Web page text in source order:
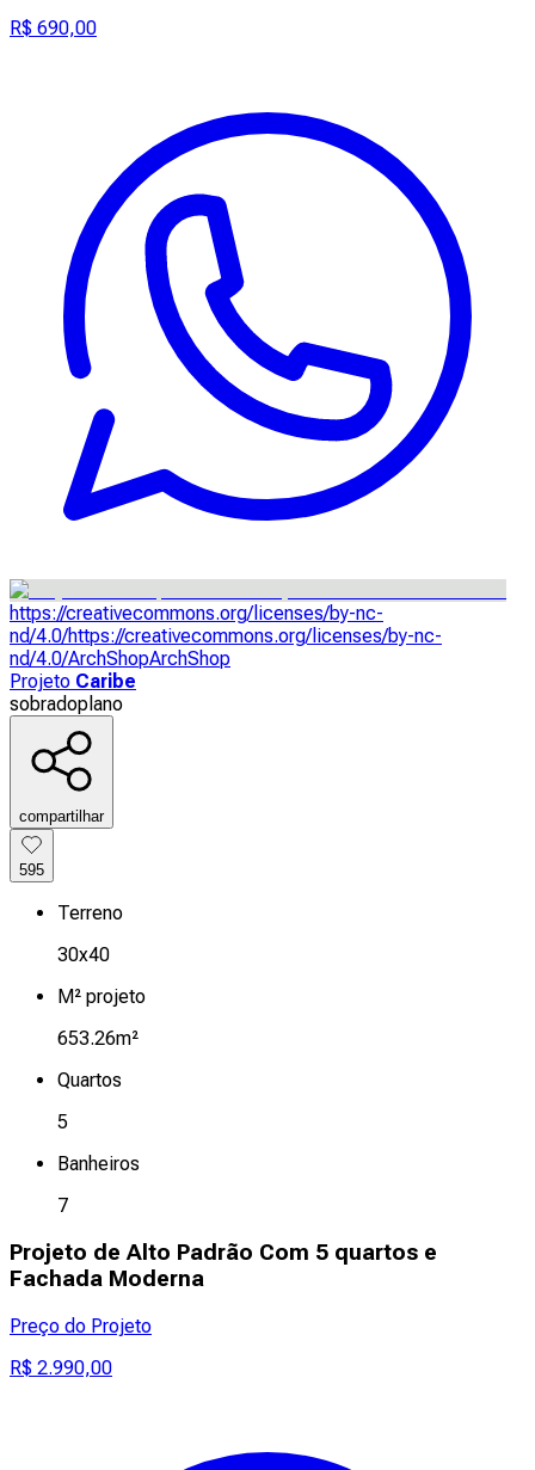
R$ 690,00
https://creativecommons.org/licenses/by-nc-
nd/4.0/https://creativecommons.org/licenses/by-nc-
nd/4.0/ArchShopArchShop
Projeto Caribe
sobradoplano
compartilhar
595
Terreno
30x40
M² projeto
653.26m²
Quartos
5
Banheiros
7
Projeto de Alto Padrão Com 5 quartos e
Fachada Moderna
Preço do Projeto
R$ 2.990,00